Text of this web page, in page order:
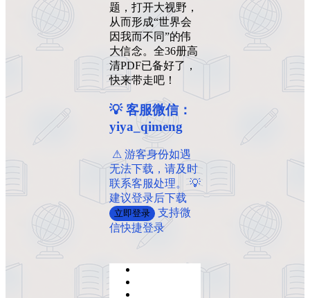
题，打开大视野，
从而形成“世界会
因我而不同”的伟
大信念。全36册高
清PDF已备好了，
快来带走吧！
💡 客服微信：
yiya_qimeng
️ ️⚠ 游客身份如遇
无法下载，请及时
联系客服处理。 💡
建议登录后下载
立即登录
支持微
信快捷登录